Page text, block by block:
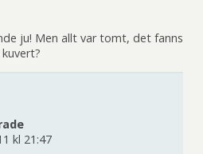
ju! Men allt var tomt, det fanns
kl 21:47